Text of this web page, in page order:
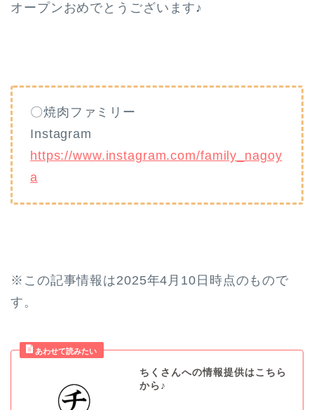
オープンおめでとうございます♪
〇焼肉ファミリー
Instagram
https://www.instagram.com/family_nagoy
a
※この記事情報は2025年4月10日時点のもので
す。
ちくさんへの情報提供はこちら
から♪